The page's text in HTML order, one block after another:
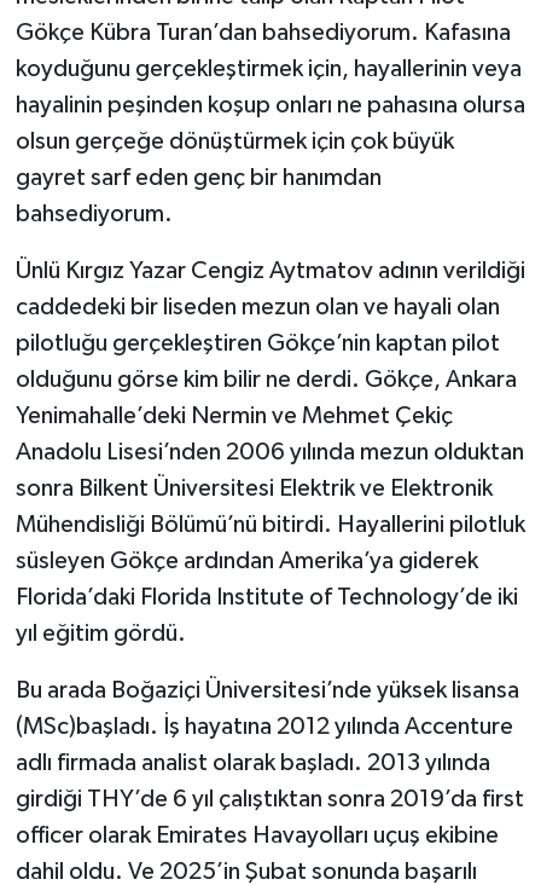
Gökçe Kübra Turan’dan bahsediyorum. Kafasına
koyduğunu gerçekleştirmek için, hayallerinin veya
hayalinin peşinden koşup onları ne pahasına olursa
olsun gerçeğe dönüştürmek için çok büyük
gayret sarf eden genç bir hanımdan
bahsediyorum.
Ünlü Kırgız Yazar Cengiz Aytmatov adının verildiği
caddedeki bir liseden mezun olan ve hayali olan
pilotluğu gerçekleştiren Gökçe’nin kaptan pilot
olduğunu görse kim bilir ne derdi. Gökçe, Ankara
Yenimahalle’deki Nermin ve Mehmet Çekiç
Anadolu Lisesi’nden 2006 yılında mezun olduktan
sonra Bilkent Üniversitesi Elektrik ve Elektronik
Mühendisliği Bölümü’nü bitirdi. Hayallerini pilotluk
süsleyen Gökçe ardından Amerika’ya giderek
Florida’daki Florida Institute of Technology’de iki
yıl eğitim gördü.
Bu arada Boğaziçi Üniversitesi’nde yüksek lisansa
(MSc)başladı. İş hayatına 2012 yılında Accenture
adlı firmada analist olarak başladı. 2013 yılında
girdiği THY’de 6 yıl çalıştıktan sonra 2019’da first
officer olarak Emirates Havayolları uçuş ekibine
dahil oldu. Ve 2025’in Şubat sonunda başarılı